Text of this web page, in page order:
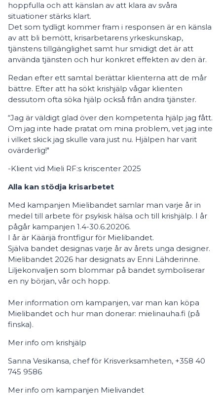
hoppfulla och att känslan av att klara av svåra
situationer stärks klart.
Det som tydligt kommer fram i responsen är en känsla
av att bli bemött, krisarbetarens yrkeskunskap,
tjänstens tillgänglighet samt hur smidigt det är att
använda tjänsten och hur konkret effekten av den är.
Redan efter ett samtal berättar klienterna att de mår
bättre. Efter att ha sökt krishjälp vågar klienten
dessutom ofta söka hjälp också från andra tjänster.
“Jag är väldigt glad över den kompetenta hjälp jag fått.
Om jag inte hade pratat om mina problem, vet jag inte
i vilket skick jag skulle vara just nu. Hjälpen har varit
ovärderlig!"
-Klient vid Mieli RF:s kriscenter 2025
Alla kan stödja krisarbetet
Med kampanjen Mielibandet samlar man varje år in
medel till arbete för psykisk hälsa och till krishjälp. I år
pågår kampanjen 1.4-30.6.20206.
I år är Käärijä frontfigur för Mielibandet.
Själva bandet designas varje år av årets unga designer.
Mielibandet 2026 har designats av Enni Lähderinne.
Liljekonvaljen som blommar på bandet symboliserar
en ny början, vår och hopp.
Mer information om kampanjen, var man kan köpa
Mielibandet och hur man donerar: mielinauha.fi (på
finska).
Mer info om krishjälp
Sanna Vesikansa, chef för Krisverksamheten, +358 40
745 9586
Mer info om kampanjen Mielivandet